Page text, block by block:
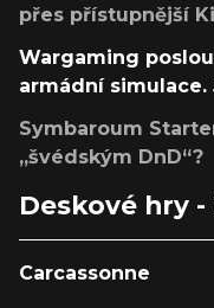
přes přístupnější
Wargaming
armádní simulace.
Symbaroum
„švédským DnD“?
Deskové hry
Carcassonne